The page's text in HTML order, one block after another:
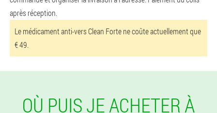
après réception.
Le médicament anti-vers Clean Forte ne coûte actuellement que
€ 49.
OÙ PUIS JE ACHETER À